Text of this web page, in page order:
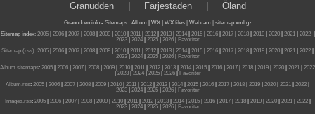
Granudden| Färjestaden| Öland
Granudden.info- Sitemaps: Album WX WX files | Webcam |
sitemap.xml.gz
Sitemap index: 2005| 2006| 2007| 2008| 2009| 2010| 2011| 2012| 2013| 2014| 2015| 2016| 2017| 2018| 2019| 2020| 2021| 2022|
2023| 2024| 2025| 2026|
Favoriter
Sitemap (rss): 2005 2006 2007 2008 2009 2010 2011 2012 2013 2014 2015 2016 2017 2018 2019 2020 2021 2022
2023| 2024| 2025| 2026|
Favoriter
Album sitemaps: 2005 2006 2007 2008 2009 2010 2011 2012 2013 2014 2015 2016 2017 2018 2019 2020 2021
2022
2023| 2024| 2025| 2026|
Favoriter
Album.rss: 2005 2006 2007 2008 2009 2010 2011 2012 2013 2014 2015 2016 2017 2018 2019 2020 2021 2022
2023| 2024| 2025| 2026|
Favoriter
Images.rss: 2005| 2006| 2007| 2008| 2009| 2010| 2011| 2012| 2013| 2014| 2015| 2016| 2017| 2018| 2019| 2020| 2021| 2022|
2023| 2024| 2025| 2026|
Favoriter